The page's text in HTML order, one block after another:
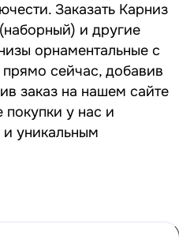
Заказать Карниз
и другие
орнаментальные с
сейчас, добавив
заказ на нашем сайте
покупки у нас и
уникальным